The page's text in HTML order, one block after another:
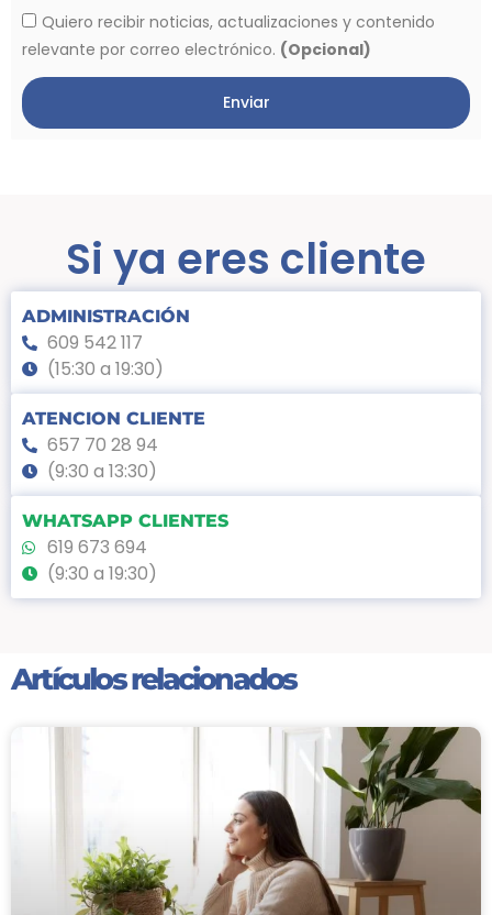
Quiero recibir noticias, actualizaciones y contenido
relevante por correo electrónico. (Opcional)
Enviar
Si ya eres cliente
ADMINISTRACIÓN
609 542 117
(15:30 a 19:30)
ATENCION CLIENTE
657 70 28 94
(9:30 a 13:30)
WHATSAPP CLIENTES
619 673 694
(9:30 a 19:30)
Artículos relacionados